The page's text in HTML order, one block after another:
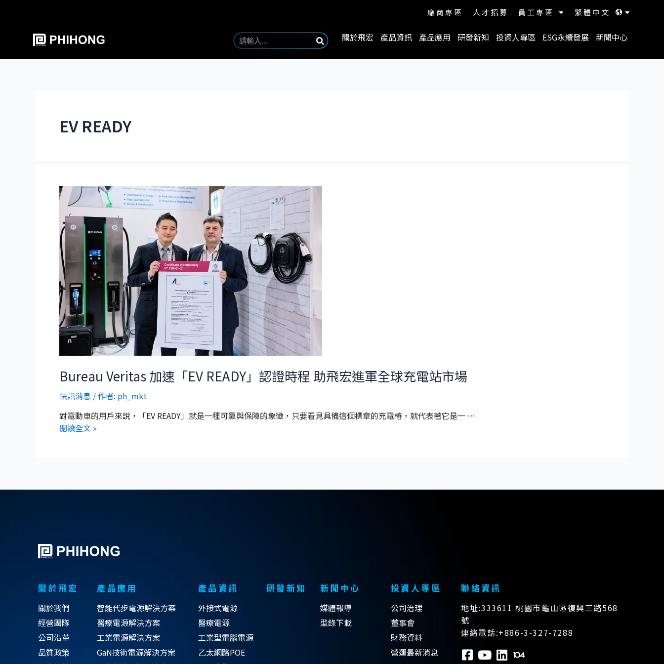
廠商專區 人才招募 員工專區 繁體中文
關於飛宏 產品資訊 產品應用 研發新知 投資人專區 ESG永續發展 新聞中心
EV READY
Bureau Veritas 加速「EV READY」認證時程 助飛宏進軍全球充電站市場
快訊消息 / 作者: ph_mkt
對電動車的用戶來說，「EV READY」就是一種可靠與保障的象徵，只要看見具備這個標章的充電樁，就代表著它是一 …
閱讀全文 »
關於飛宏
關於我們
經營團隊
公司沿革
品質政策
產品應用
智能代步電源解決方案
醫療電源解決方案
工業電源解決方案
GaN技術電源解決方案
產品資訊
外接式電源
醫療電源
工業型電腦電源
乙太網路POE
研發新知 新聞中心
媒體報導
型錄下載
投資人專區
公司治理
董事會
財務資料
營運最新消息
聯絡資訊
地址:333611 桃園市龜山區復興三路568
號
連絡電話:+886-3-327-7288